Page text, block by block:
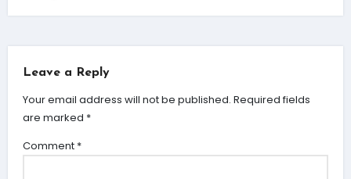
Leave a Reply
Your email address will not be published. Required fields
are marked *
Comment *